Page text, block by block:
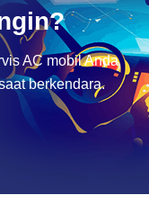
AC mobil Anda
berkendara.